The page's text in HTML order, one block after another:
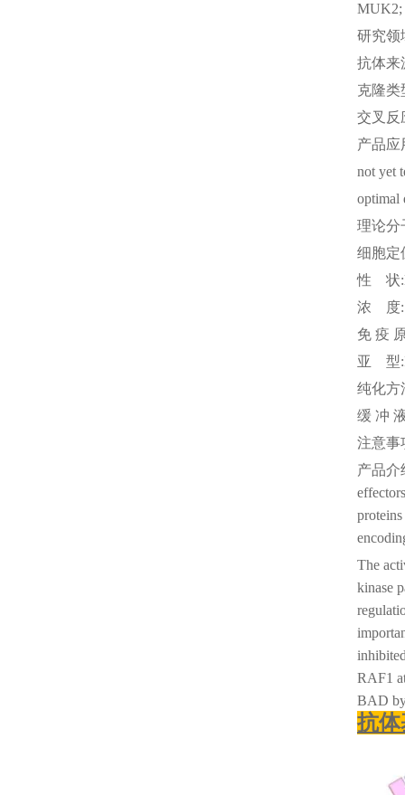
MUK2;
研究领
抗体来
克隆类
交叉反
产品应
not yet
optimal
理论分
细胞定
性
状
浓
度
免 疫
亚
型
纯化方
缓 冲
注意事
产品介
The
kinase
RAF1
BAD
抗